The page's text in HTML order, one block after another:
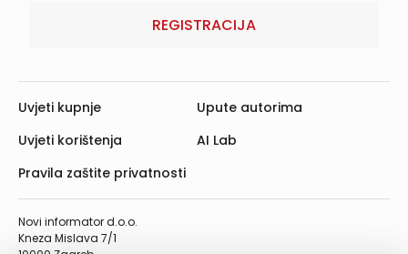
REGISTRACIJA
Novi informator d.o.o.
Kneza Mislava 7/1
Uvjeti kupnje
Uvjeti korištenja
Pravila zaštite privatnosti
Upute autorima
AI Lab